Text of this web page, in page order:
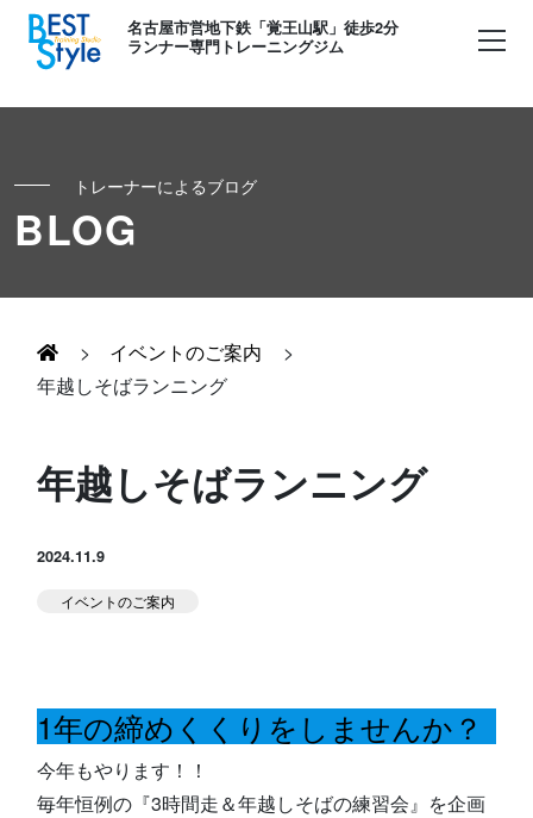
名古屋市営地下鉄「覚王山駅」徒歩2分
ランナー専門トレーニングジム
初めての方へ
お客様の声
Runner's パーソナル
キッズ・かけっこ
お知らせ
堀江のブログ
トレーナーによるブログ
BLOG
> イベントのご案内
>
年越しそばランニング
年越しそばランニング
2024.11.9
イベントのご案内
1年の締めくくりをしませんか？
今年もやります！！
毎年恒例の『3時間走＆年越しそばの練習会』を企画